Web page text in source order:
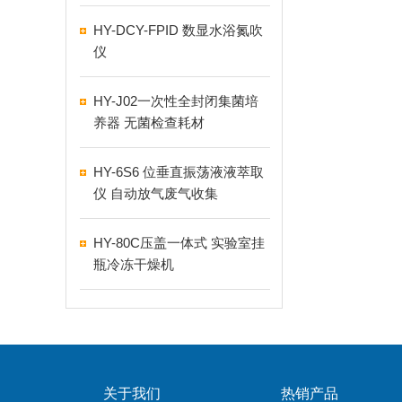
HY-DCY-FPID 数显水浴氮吹
仪
HY-J02一次性全封闭集菌培
养器 无菌检查耗材
HY-6S6 位垂直振荡液液萃取
仪 自动放气废气收集
HY-80C压盖一体式 实验室挂
瓶冷冻干燥机
关于我们 热销产品